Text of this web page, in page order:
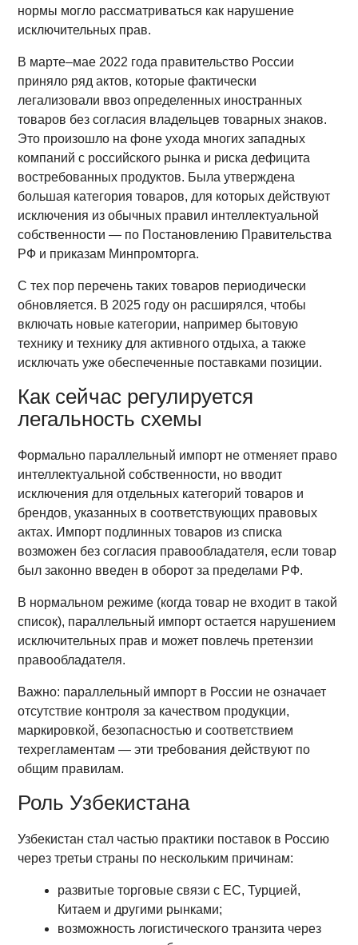
нормы могло рассматриваться как нарушение
исключительных прав.
В марте–мае 2022 года правительство России
приняло ряд актов, которые фактически
легализовали ввоз определенных иностранных
товаров без согласия владельцев товарных знаков.
Это произошло на фоне ухода многих западных
компаний с российского рынка и риска дефицита
востребованных продуктов. Была утверждена
большая категория товаров, для которых действуют
исключения из обычных правил интеллектуальной
собственности — по Постановлению Правительства
РФ и приказам Минпромторга.
С тех пор перечень таких товаров периодически
обновляется. В 2025 году он расширялся, чтобы
включать новые категории, например бытовую
технику и технику для активного отдыха, а также
исключать уже обеспеченные поставками позиции.
Как сейчас регулируется
легальность схемы
Формально параллельный импорт не отменяет право
интеллектуальной собственности, но вводит
исключения для отдельных категорий товаров и
брендов, указанных в соответствующих правовых
актах. Импорт подлинных товаров из списка
возможен без согласия правообладателя, если товар
был законно введен в оборот за пределами РФ.
В нормальном режиме (когда товар не входит в такой
список), параллельный импорт остается нарушением
исключительных прав и может повлечь претензии
правообладателя.
Важно: параллельный импорт в России не означает
отсутствие контроля за качеством продукции,
маркировкой, безопасностью и соответствием
техрегламентам — эти требования действуют по
общим правилам.
Роль Узбекистана
Узбекистан стал частью практики поставок в Россию
через третьи страны по нескольким причинам:
развитые торговые связи с ЕС, Турцией,
Китаем и другими рынками;
возможность логистического транзита через